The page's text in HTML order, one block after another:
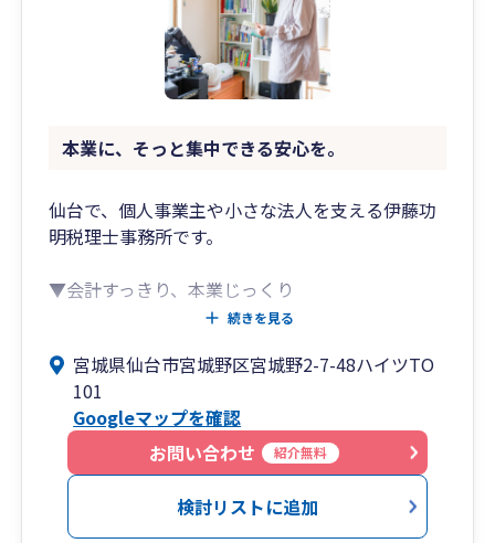
本業に、そっと集中できる安心を。
仙台で、個人事業主や小さな法人を支える伊藤功
明税理士事務所です。
▼会計すっきり、本業じっくり
本業に向き合える時間が、自然と増えますよう
税務や会計の負担を減らし、事業に集中できる環
境をサポートしています。
小さなご相談からでもお気軽にどうぞ。
サービス内容や料金については、事務所ホームペ
ージに詳しく掲載しています。
ぜひ一度ご覧ください。
続きを見る
宮城県仙台市宮城野区宮城野2-7-48ハイツTO
101
Googleマップを確認
お問い合わせ
紹介無料
検討リストに追加